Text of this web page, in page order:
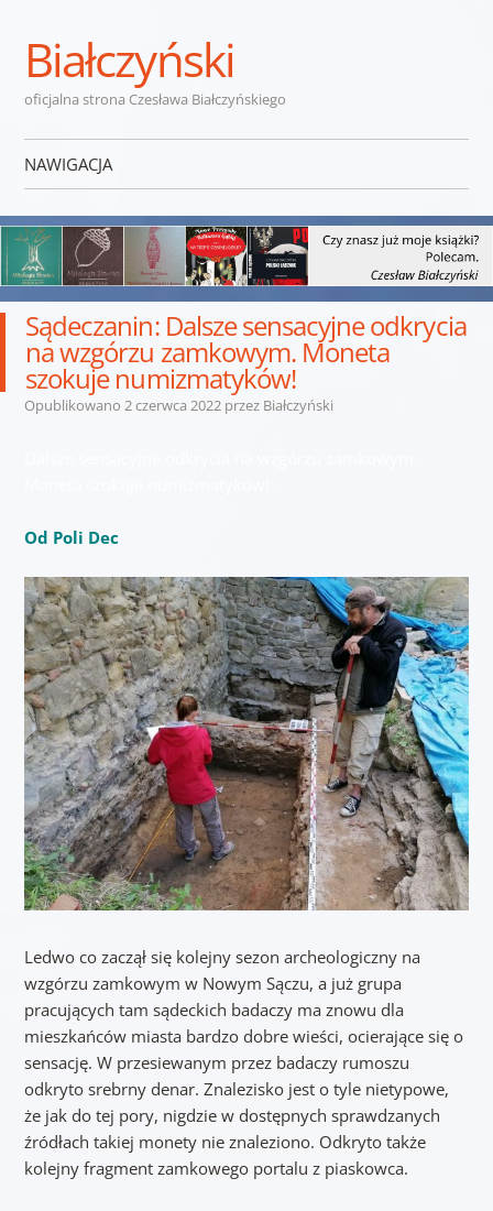
Białczyński
oficjalna strona Czesława Białczyńskiego
NAWIGACJA
Sądeczanin: Dalsze sensacyjne odkrycia
na wzgórzu zamkowym. Moneta
szokuje numizmatyków!
Opublikowano 2 czerwca 2022przez Białczyński
Od Poli Dec
Ledwo co zaczął się kolejny sezon archeologiczny na
wzgórzu zamkowym w Nowym Sączu, a już grupa
pracujących tam sądeckich badaczy ma znowu dla
mieszkańców miasta bardzo dobre wieści, ocierające się o
sensację. W przesiewanym przez badaczy rumoszu
odkryto srebrny denar. Znalezisko jest o tyle nietypowe,
że jak do tej pory, nigdzie w dostępnych sprawdzanych
źródłach takiej monety nie znaleziono. Odkryto także
kolejny fragment zamkowego portalu z piaskowca.